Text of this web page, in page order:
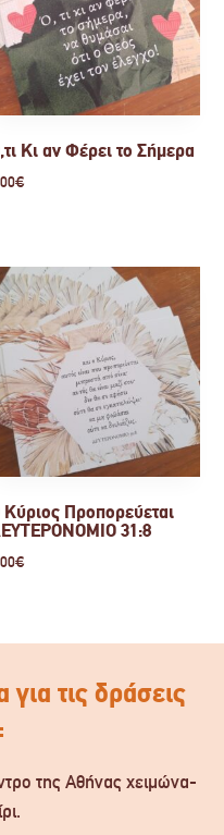
Κι αν Φέρει το Σήμερα
€
Προπορεύεται
31:8
€
τις δράσεις
της Αθήνας χειμώνα-